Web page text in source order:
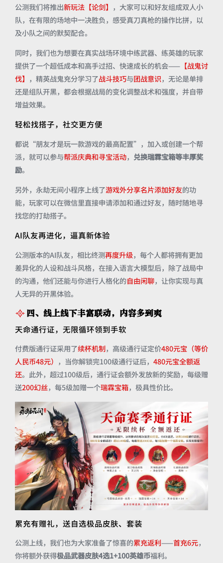
公测我们将推出新玩法【论剑】
，大家可以和好友组成双人小
队，在有限的场地中一决胜负，感受真刀真枪的操作比拼，以
及小队之间的默契配合。
同时，我们也为想要在真实战场环境中练武器、练英雄的玩家
提供了一个超低成本和高手过招、快速成长的机会——【战鬼讨
伐】
，精英战鬼充分学习了战斗技巧与 团战意识 ，无论是单排
还是组队开黑，都会根据战局的变化调整战术和强度，并自带
增益效果。
轻松找搭子，社交更方便
都说“朋友才是玩一款游戏的最高配置”，加入或创建一个帮
派，就可以参与帮派庆典和寻宝活动，
兑换瑞霖宝箱等丰厚奖
励。
另外，永劫无间小程序上线了游戏外分享名片添加好友的功
能，玩家可以在微信里直接申请添加和通过好友，随时随地寻
找您的打劫搭子。
AI队友再进化，逼真新体验
公测版本的AI队友，相比终测再度升级，每个人都将拥有更加
差异化的人设和战斗风格，在接入语言大模型后，除了战局中
的沟通，他们还能与你进行人格化的自由闲聊，让你实现与真
人无异的开黑体验。
四、线上线下丰富联动，内容多到爽
天命通行证，无限循环领到手软
付费版通行证采用了续杯机制 ，高级通行证定价480元宝（等价
人民币48元）
，当你解锁完100级通行证后， 480元宝全额返
还。此外，超过100级后，通行证会额外发放新的奖励，每级赠
送200幻丝，每5级加赠一个瑞霖宝箱，极具性价比。
累充有赠礼，送自选极品皮肤、套装
公测上线，我们也为大家准备了惊喜的累充返利 ——首充6元，
你将额外获得极品武器皮肤4选1+100英雄币福利。